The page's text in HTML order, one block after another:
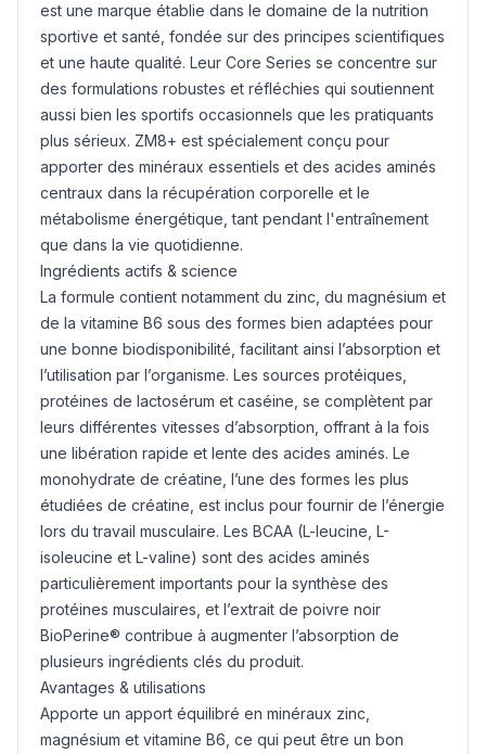
est une marque établie dans le domaine de la nutrition
sportive et santé, fondée sur des principes scientifiques
et une haute qualité. Leur Core Series se concentre sur
des formulations robustes et réfléchies qui soutiennent
aussi bien les sportifs occasionnels que les pratiquants
plus sérieux. ZM8+ est spécialement conçu pour
apporter des minéraux essentiels et des acides aminés
centraux dans la récupération corporelle et le
métabolisme énergétique, tant pendant l'entraînement
que dans la vie quotidienne.
Ingrédients actifs & science
La formule contient notamment du zinc, du magnésium et
de la vitamine B6 sous des formes bien adaptées pour
une bonne biodisponibilité, facilitant ainsi l’absorption et
l’utilisation par l’organisme. Les sources protéiques,
protéines de lactosérum et caséine, se complètent par
leurs différentes vitesses d’absorption, offrant à la fois
une libération rapide et lente des acides aminés. Le
monohydrate de créatine, l’une des formes les plus
étudiées de créatine, est inclus pour fournir de l’énergie
lors du travail musculaire. Les BCAA (L-leucine, L-
isoleucine et L-valine) sont des acides aminés
particulièrement importants pour la synthèse des
protéines musculaires, et l’extrait de poivre noir
BioPerine® contribue à augmenter l’absorption de
plusieurs ingrédients clés du produit.
Avantages & utilisations
Apporte un apport équilibré en minéraux zinc,
magnésium et vitamine B6, ce qui peut être un bon